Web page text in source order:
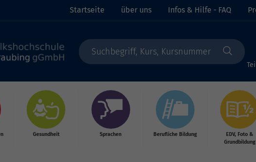
Startseite über uns Infos & Hilfe - FAQ
Gesundheit Sprachen Berufliche Bildung
EDV, Foto &
Grundbildung